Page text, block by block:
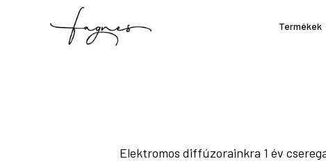
Termékek
Elektromos diffúzorainkra 1 év